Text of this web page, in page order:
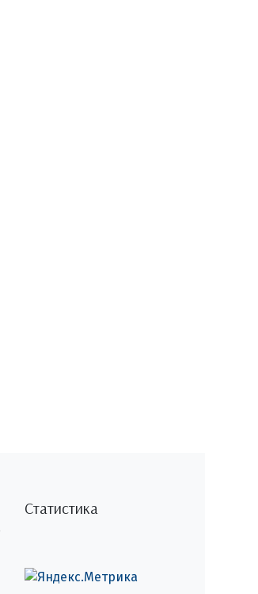
Статистика